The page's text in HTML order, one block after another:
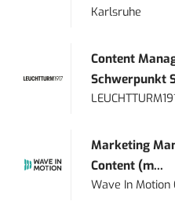
Karlsruhe
Content
Schwerpunkt
Marketing
Content (m...
Wave In Motion